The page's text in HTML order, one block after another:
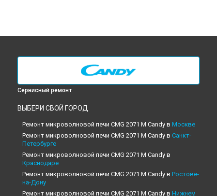
Сервисный ремонт
ВЫБЕРИ СВОЙ ГОРОД
Ремонт микроволновой печи CMG 2071 M Candy в Москве
Ремонт микроволновой печи CMG 2071 M Candy в Санкт-
Петербурге
Ремонт микроволновой печи CMG 2071 M Candy в
Краснодаре
Ремонт микроволновой печи CMG 2071 M Candy в Ростове-
на-Дону
Ремонт микроволновой печи CMG 2071 M Candy в Нижнем